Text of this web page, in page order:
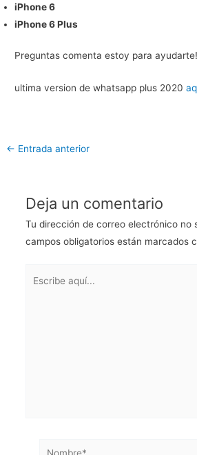
iPhone 6
iPhone 6 Plus
Preguntas comenta estoy para ayudarte!
ultima version de whatsapp plus 2020
← Entrada anterior
Deja un comentario
Tu dirección de correo electrónico no
campos obligatorios están marcados
Nombre*